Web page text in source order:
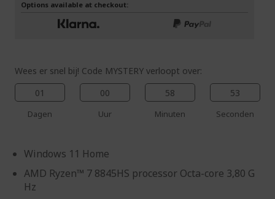
Wees er snel bij! Code MYSTERY verloopt over:
01
Dagen
00
Uur
58
Minuten
52
Seconden
Windows 11 Home
AMD Ryzen™ 7 8845HS processor Octa-core 3,80 G
Hz
Options available at checkout: